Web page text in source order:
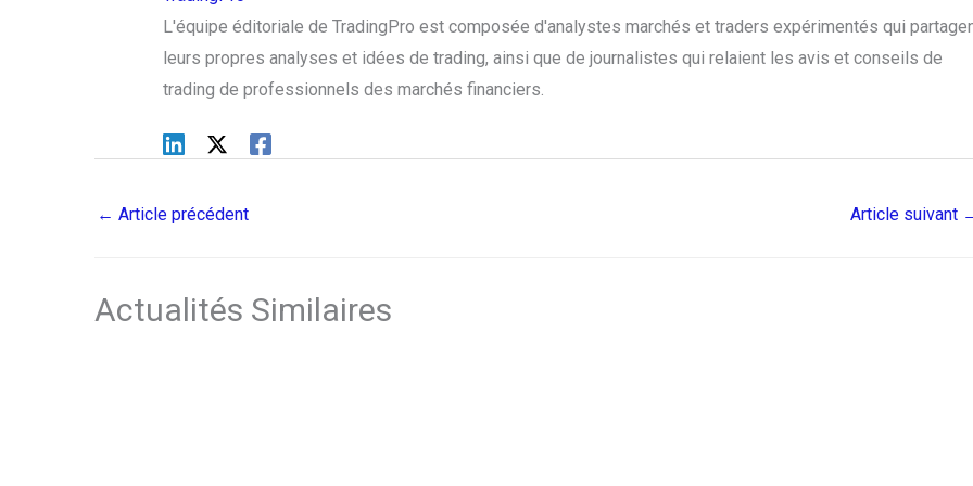
L'équipe éditoriale de TradingPro est composée d'analystes marchés et traders expérimentés qui
leurs propres analyses et idées de trading, ainsi que de journalistes qui relaient les avis et conseils de
trading de professionnels des marchés financiers.
← Article précédent Article suivant
Actualités Similaires